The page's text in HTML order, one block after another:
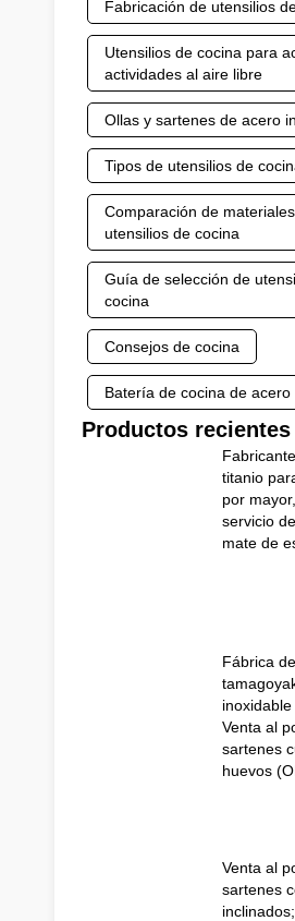
Fabricación de utensilios
Utensilios de cocina para
actividades al aire libre
Ollas y sartenes de acero
Tipos de utensilios de
Comparación de
utensilios de cocina
Guía de selección de
cocina
Consejos de cocina
Batería de cocina de acero
Productos recientes
titanio
por
servicio
mate de
Fábrica
Venta al
sartenes
huevos
Venta al
sartenes